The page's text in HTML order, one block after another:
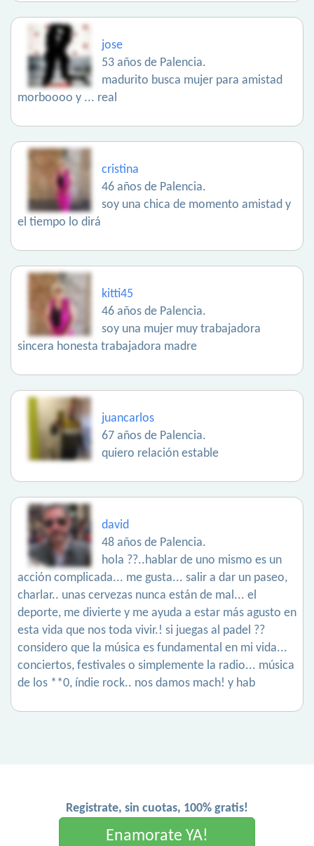
jose
53 años de Palencia.
madurito busca mujer para amistad
morboooo y ... real
cristina
46 años de Palencia.
soy una chica de momento amistad y
el tiempo lo dirá
kitti45
46 años de Palencia.
soy una mujer muy trabajadora
sincera honesta trabajadora madre
juancarlos
67 años de Palencia.
quiero relación estable
david
48 años de Palencia.
hola ??..hablar de uno mismo es un
acción complicada... me gusta... salir a dar un paseo,
charlar.. unas cervezas nunca están de mal... el
deporte, me divierte y me ayuda a estar más agusto en
esta vida que nos toda vivir.! si juegas al padel ??
considero que la música es fundamental en mi vida...
conciertos, festivales o simplemente la radio... música
de los **0, índie rock.. nos damos mach! y hab
Registrate, sin cuotas, 100% gratis!
Enamorate YA!